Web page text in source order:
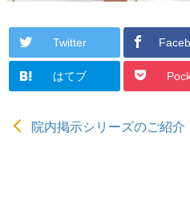
Twitter
はてブ
院内掲示シリーズのご紹介